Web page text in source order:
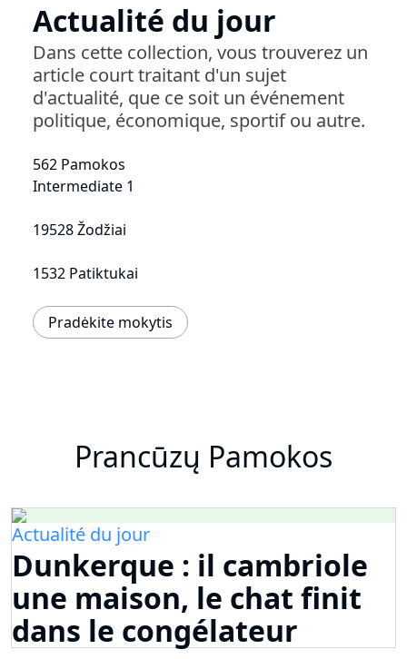
Actualité du jour
Dans cette collection, vous trouverez un
article court traitant d'un sujet
d'actualité, que ce soit un événement
politique, économique, sportif ou autre.
562 Pamokos
Intermediate 1
19528 Žodžiai
1532 Patiktukai
Pradėkite mokytis
Prancūzų Pamokos
Actualité du jour
Dunkerque : il cambriole
une maison, le chat finit
dans le congélateur